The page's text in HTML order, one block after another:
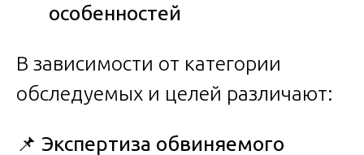
особенностей
В зависимости от категории
обследуемых и целей различают:
📌 Экспертиза обвиняемого